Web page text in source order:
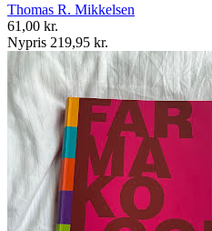
Thomas R. Mikkelsen
61,00 kr.
Nypris 219,95 kr.